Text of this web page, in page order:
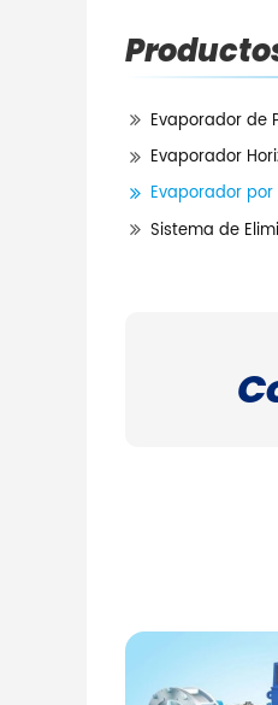
Evaporador de
Evaporador
Evaporador
Sistema de